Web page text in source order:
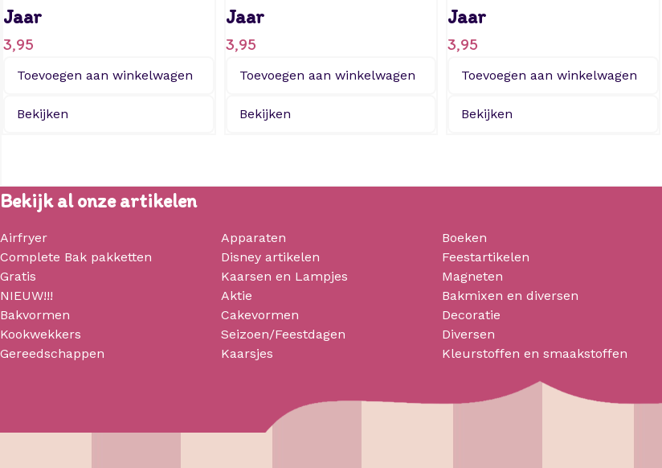
Jaar
3,95
Toevoegen aan winkelwagen
Bekijken
Jaar
3,95
Toevoegen aan winkelwagen
Bekijken
Jaar
3,95
Toevoegen aan winkelwagen
Bekijken
Bekijk al onze artikelen
Airfryer Apparaten Boeken
Complete Bak pakketten
Disney artikelen Feestartikelen
Gratis
Kaarsen en Lampjes Magneten
NIEUW!!!
Aktie Bakmixen en diversen
Bakvormen
Cakevormen Decoratie
Kookwekkers
Seizoen/Feestdagen Diversen
Gereedschappen
Kaarsjes Kleurstoffen en smaakstoffen